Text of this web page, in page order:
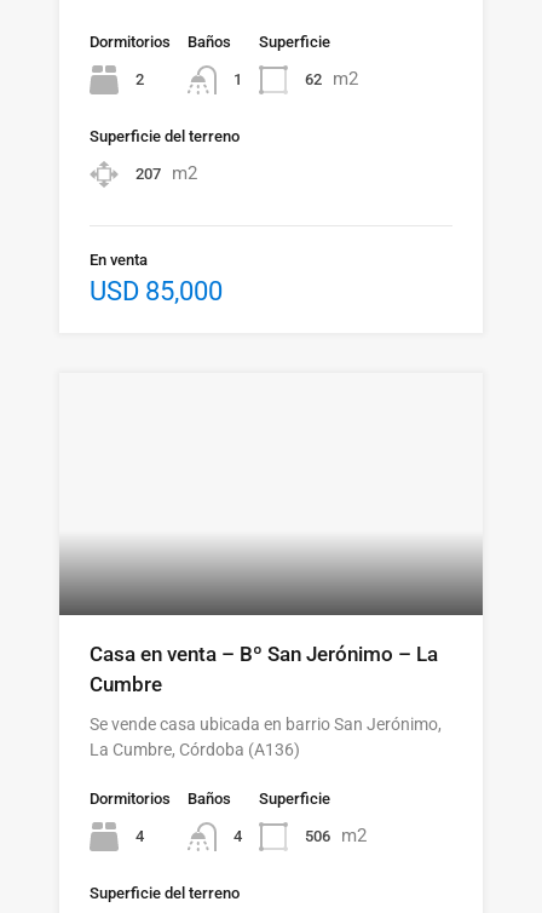
Dormitorios
2
Baños
1
Superficie
62 m2
Superficie del terreno
207 m2
En venta
USD 85,000
Casa en venta – Bº San Jerónimo – La
Cumbre
Se vende casa ubicada en barrio San Jerónimo,
La Cumbre, Córdoba (A136)
Dormitorios
4
Baños
4
Superficie
506 m2
Superficie del terreno